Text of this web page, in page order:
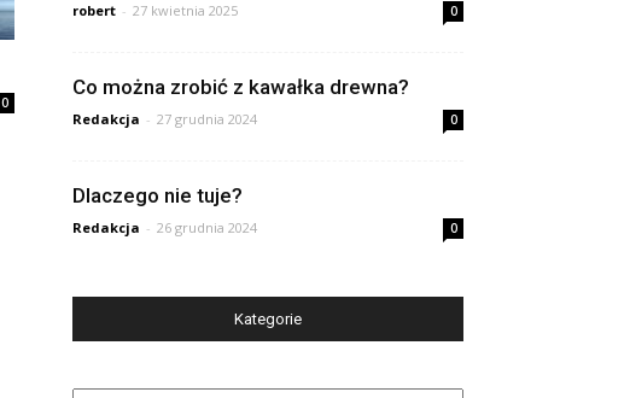
0
robert - 27 kwietnia 2025 0
Co można zrobić z kawałka drewna?
Redakcja - 27 grudnia 2024 0
Dlaczego nie tuje?
Redakcja - 26 grudnia 2024 0
Kategorie
Kategorie